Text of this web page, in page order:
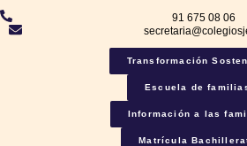
91 675 08 06
Transformación
Escuela de
Información a las
Matrícula